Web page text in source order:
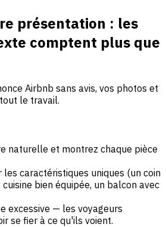
présentation : les
comptent plus que
Airbnb sans avis, vos photos et
le travail.
naturelle et montrez chaque pièce
caractéristiques uniques (un coin
bien équipée, un balcon avec
excessive — les voyageurs
se fier à ce qu'ils voient.